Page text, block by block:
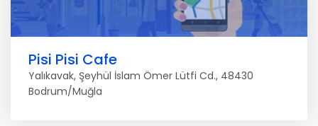
Pisi Pisi Cafe
Yalıkavak, Şeyhül İslam Ömer Lütfi Cd., 48430
Bodrum/Muğla